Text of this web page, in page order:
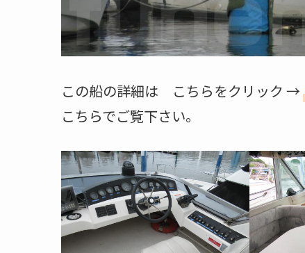
この船の詳細は こちらをクリック →
こちらでご覧下さい。